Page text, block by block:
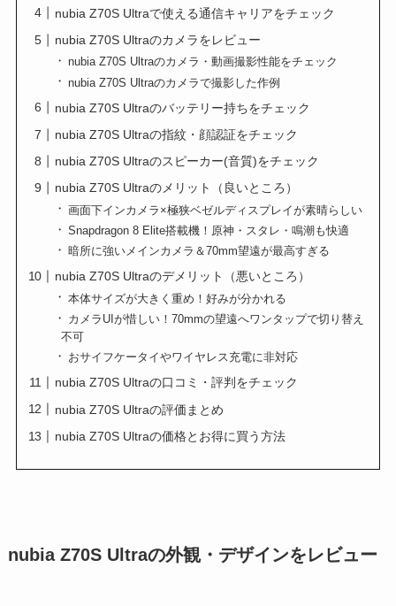
nubia Z70S Ultraで使える通信キャリアをチェック
nubia Z70S Ultraのカメラをレビュー
nubia Z70S Ultraのカメラ・動画撮影性能をチェック
nubia Z70S Ultraのカメラで撮影した作例
nubia Z70S Ultraのバッテリー持ちをチェック
nubia Z70S Ultraの指紋・顔認証をチェック
nubia Z70S Ultraのスピーカー(音質)をチェック
nubia Z70S Ultraのメリット（良いところ）
画面下インカメラ×極狭ベゼルディスプレイが素晴らしい
Snapdragon 8 Elite搭載機！原神・スタレ・鳴潮も快適
暗所に強いメインカメラ＆70mm望遠が最高すぎる
nubia Z70S Ultraのデメリット（悪いところ）
本体サイズが大きく重め！好みが分かれる
カメラUIが惜しい！70mmの望遠へワンタップで切り替え
不可
おサイフケータイやワイヤレス充電に非対応
nubia Z70S Ultraの口コミ・評判をチェック
nubia Z70S Ultraの評価まとめ
nubia Z70S Ultraの価格とお得に買う方法
nubia Z70S Ultraの外観・デザインをレビュー